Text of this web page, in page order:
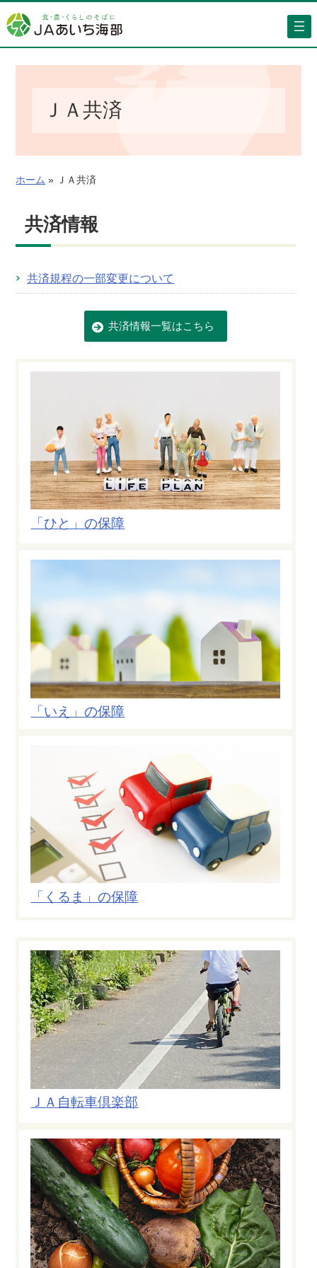
容
を
ＪＡ共済
ホーム » ＪＡ共済
共済情報
共済規程の一部変更について
共済情報一覧はこちら
「ひと」の保障
「いえ」の保障
「くるま」の保障
ＪＡ自転車倶楽部